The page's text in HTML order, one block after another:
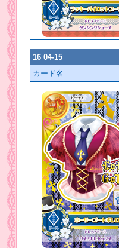
16 04-15
カード名